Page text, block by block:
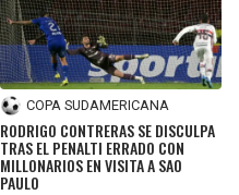
COPA SUDAMERICANA
RODRIGO CONTRERAS SE DISCULPA
TRAS EL PENALTI ERRADO CON
MILLONARIOS EN VISITA A SAO
PAULO